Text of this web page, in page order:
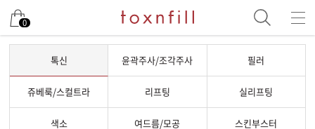
0
톡신 윤곽주사/조각주사 필러
쥬베룩/스컬트라 리프팅 실리프팅
색소 여드름/모공 스킨부스터
남은 시술/관리권 예약
남은 시술/관리권 종류 선택
색소